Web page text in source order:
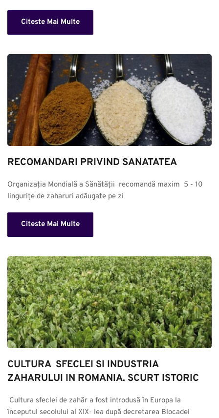
Citeste Mai Multe
RECOMANDARI PRIVIND SANATATEA
Organizația Mondială a Sănătății  recomandă maxim  5 - 10
lingurițe de zaharuri adăugate pe zi
Citeste Mai Multe
CULTURA  SFECLEI SI INDUSTRIA
ZAHARULUI IN ROMANIA. SCURT ISTORIC
începutul secolului al XIX- lea după decretarea Blocadei